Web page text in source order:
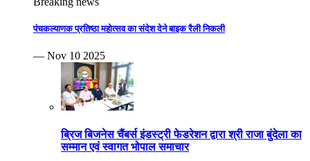
पंचकल्याणक प्रतिष्ठा महोत्सव का संदेश देने बाइक रैली निकली
— Nov 10 2025
ब्रिज बिजनेस चैंबर्स इंडस्ट्री फेडरेशन द्वारा श्री राजा बुंदेला का
सम्मान एवं स्वागत भोपाल समाचार